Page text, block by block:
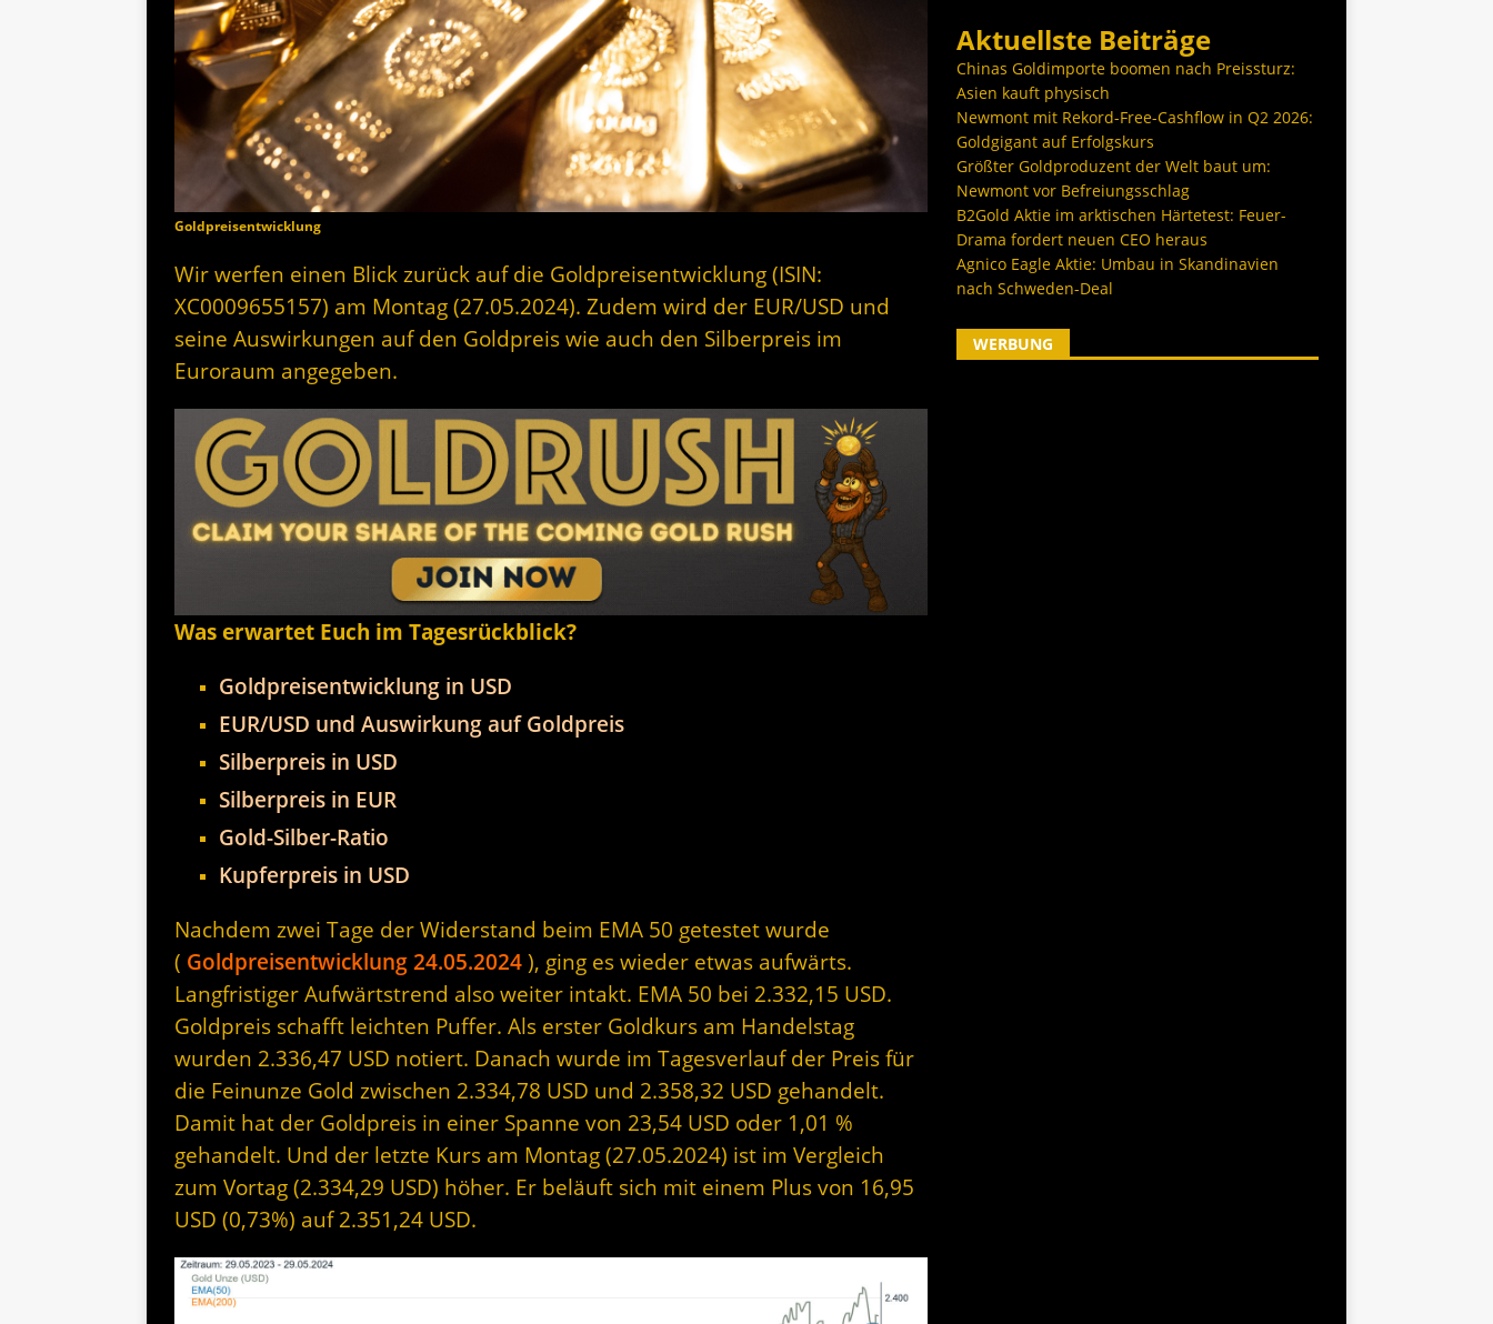
Goldpreisentwicklung
Wir werfen einen Blick zurück auf die Goldpreisentwicklung (ISIN:
XC0009655157) am Montag (27.05.2024). Zudem wird der EUR/USD und
seine Auswirkungen auf den Goldpreis wie auch den Silberpreis im
Euroraum angegeben.
Was erwartet Euch im Tagesrückblick?
Goldpreisentwicklung in USD
EUR/USD und Auswirkung auf Goldpreis
Silberpreis in USD
Silberpreis in EUR
Gold-Silber-Ratio
Kupferpreis in USD
Nachdem zwei Tage der Widerstand beim EMA 50 getestet wurde
( Goldpreisentwicklung 24.05.2024 ), ging es wieder etwas aufwärts.
Langfristiger Aufwärtstrend also weiter intakt. EMA 50 bei 2.332,15 USD.
Goldpreis schafft leichten Puffer. Als erster Goldkurs am Handelstag
wurden 2.336,47 USD notiert. Danach wurde im Tagesverlauf der Preis für
die Feinunze Gold zwischen 2.334,78 USD und 2.358,32 USD gehandelt.
Damit hat der Goldpreis in einer Spanne von 23,54 USD oder 1,01 %
gehandelt. Und der letzte Kurs am Montag (27.05.2024) ist im Vergleich
zum Vortag (2.334,29 USD) höher. Er beläuft sich mit einem Plus von 16,95
USD (0,73%) auf 2.351,24 USD.
Aktuellste Beiträge
Chinas Goldimporte boomen nach Preissturz:
Asien kauft physisch
Newmont mit Rekord-Free-Cashflow in Q2 2026:
Goldgigant auf Erfolgskurs
Größter Goldproduzent der Welt baut um:
Newmont vor Befreiungsschlag
B2Gold Aktie im arktischen Härtetest: Feuer-
Drama fordert neuen CEO heraus
Agnico Eagle Aktie: Umbau in Skandinavien
nach Schweden-Deal
WERBUNG